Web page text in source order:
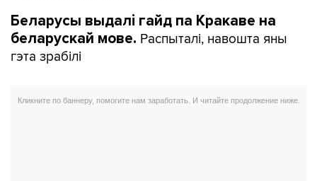
Беларусы выдалі гайд па Кракаве на
беларускай мове. Распыталі, навошта яны
гэта зрабілі